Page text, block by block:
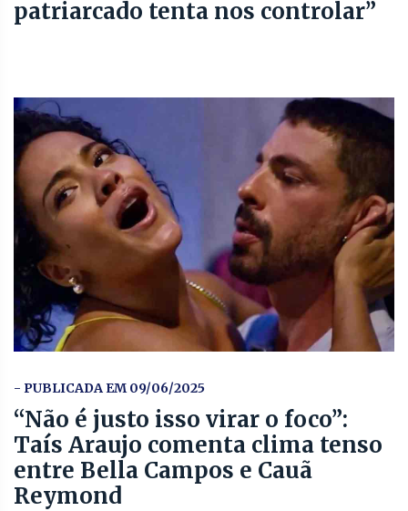
patriarcado tenta nos controlar”
- PUBLICADA EM 09/06/2025
“Não é justo isso virar o foco”:
Taís Araujo comenta clima tenso
entre Bella Campos e Cauã
Reymond